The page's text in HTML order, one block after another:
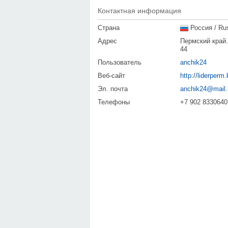
Контактная информация
Страна
Россия /
Адрес
Пермский
44
Пользователь
anchik24
Веб-сайт
http://
Эл. почта
Телефоны
+7 902 8330640